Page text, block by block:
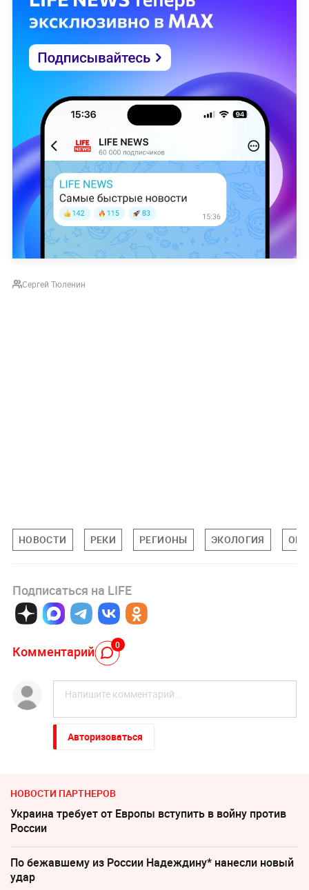
Сергей Тюленин
НОВОСТИ РЕКИ РЕГИОНЫ ЭКОЛОГИЯ
Подписаться на LIFE
Комментарий 0
Авторизоваться
НОВОСТИ ПАРТНЕРОВ
Украина требует от Европы вступить в войну против
России
По бежавшему из России Надеждину* нанесли новый
удар